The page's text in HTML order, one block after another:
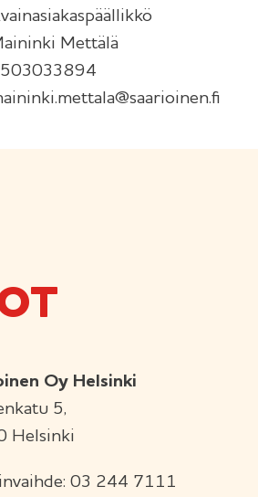
Mettälä
Oy Helsinki
5,
Helsinki
03 244 7111